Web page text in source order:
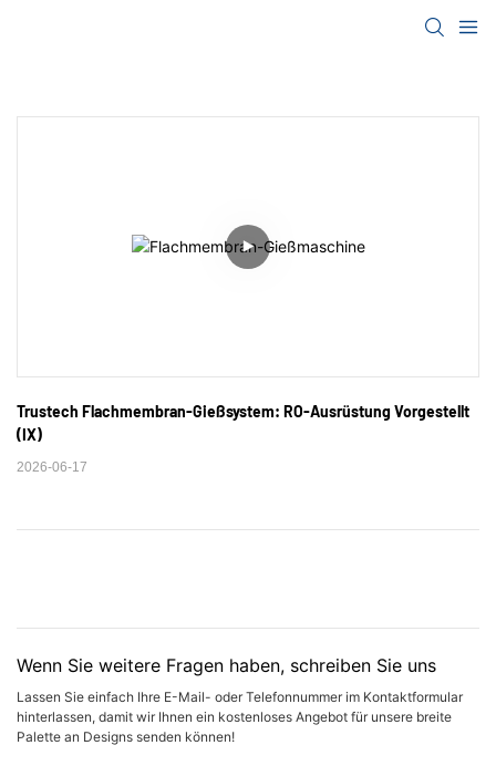
Trustech Flachmembran-Gießsystem: RO-Ausrüstung Vorgestellt
(IX)
2026-06-17
Wenn Sie weitere Fragen haben, schreiben Sie uns
Lassen Sie einfach Ihre E-Mail- oder Telefonnummer im Kontaktformular
hinterlassen, damit wir Ihnen ein kostenloses Angebot für unsere breite
Palette an Designs senden können!